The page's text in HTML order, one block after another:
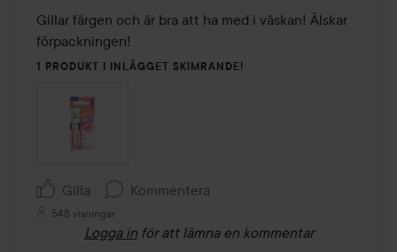
av
5
Gillar färgen och är bra att ha med i väskan! Älskar
förpackningen!
1 PRODUKT I INLÄGGET SKIMRANDE!
Gilla Kommentera
548 visningar
Logga in för att lämna en kommentar